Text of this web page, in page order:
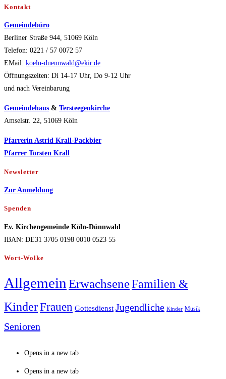
Kontakt
Gemeindebüro
Berliner Straße 944, 51069 Köln
Telefon: 0221 / 57 0072 57
EMail: koeln-duennwald@ekir.de
Öffnungszeiten: Di 14-17 Uhr, Do 9-12 Uhr
und nach Vereinbarung
Gemeindehaus & Tersteegenkirche
Amselstr. 22, 51069 Köln
Pfarrerin Astrid Krall-Packbier
Pfarrer Torsten Krall
Newsletter
Zur Anmeldung
Spenden
Ev. Kirchengemeinde Köln-Dünnwald
IBAN: DE31 3705 0198 0010 0523 55
Wort-Wolke
Allgemein ErwachseneFamilien &
KinderFrauen Gottesdienst Jugendliche Kinder Musik
Senioren
Opens in a new tab
Opens in a new tab